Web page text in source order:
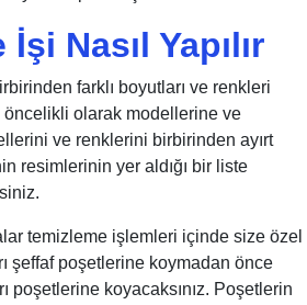
Nasıl Yapılır
farklı boyutları ve renkleri
öncelikli olarak modellerine ve
ve renklerini birbirinden ayırt
resimlerinin yer aldığı bir liste
temizleme işlemleri içinde size özel
şeffaf poşetlerine koymadan önce
poşetlerine koyacaksınız. Poşetlerin